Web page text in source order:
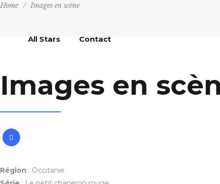
All Stars Contact
Home / Images en scène
Images en
Région : Occitanie